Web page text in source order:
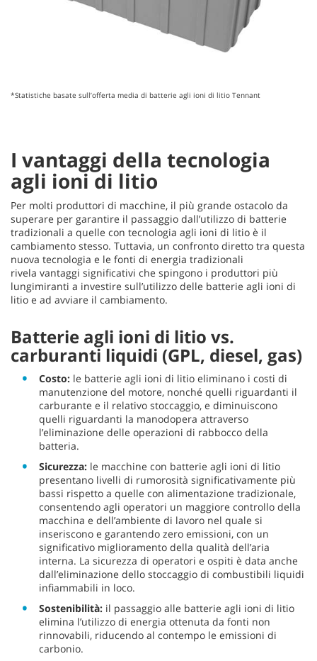
*Statistiche basate sull’offerta media di batterie agli ioni di litio Tennant
I vantaggi della tecnologia
agli ioni di litio
Per molti produttori di macchine, il più grande ostacolo da
superare per garantire il passaggio dall’utilizzo di batterie
tradizionali a quelle con tecnologia agli ioni di litio è il
cambiamento stesso. Tuttavia, un confronto diretto tra questa
nuova tecnologia e le fonti di energia tradizionali
rivela vantaggi significativi che spingono i produttori più
lungimiranti a investire sull’utilizzo delle batterie agli ioni di
litio e ad avviare il cambiamento.
Batterie agli ioni di litio vs.
carburanti liquidi (GPL, diesel, gas)
Costo: le batterie agli ioni di litio eliminano i costi di
manutenzione del motore, nonché quelli riguardanti il
carburante e il relativo stoccaggio, e diminuiscono
quelli riguardanti la manodopera attraverso
l’eliminazione delle operazioni di rabbocco della
batteria.
Sicurezza: le macchine con batterie agli ioni di litio
presentano livelli di rumorosità significativamente più
bassi rispetto a quelle con alimentazione tradizionale,
consentendo agli operatori un maggiore controllo della
macchina e dell’ambiente di lavoro nel quale si
inseriscono e garantendo zero emissioni, con un
significativo miglioramento della qualità dell’aria
interna. La sicurezza di operatori e ospiti è data anche
dall’eliminazione dello stoccaggio di combustibili liquidi
infiammabili in loco.
Sostenibilità: il passaggio alle batterie agli ioni di litio
elimina l’utilizzo di energia ottenuta da fonti non
rinnovabili, riducendo al contempo le emissioni di
carbonio.